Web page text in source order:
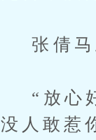
张倩马
“放心好
没人敢惹